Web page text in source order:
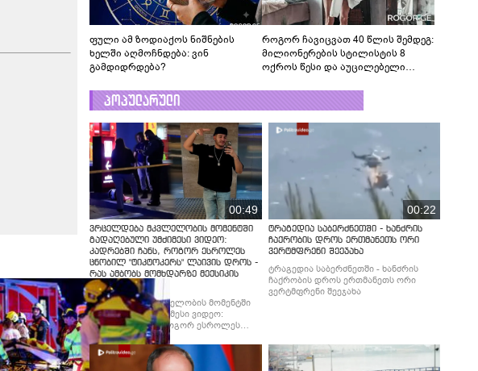
ფული ამ ზოდიაქოს ნიშნების
ხელში აღმოჩნდება: ვინ
გამდიდრდება?
როგორ ჩავიცვათ 40 წლის შემდეგ:
მილიონერების სტილისტის 8
ოქროს წესი და აუცილებელი
პოპულარული
00:49
ვრცელდება მკვლელობის მომენტში
გადაღებული უმძიმესი ვიდეო:
კადრებში ჩანს, როგორ ესროლეს
ცნობილ "ტიკტოკერს" ლაივის დროს -
რას ამბობს მომხდარზე მექსიკის
პოლიცია
ვრცელდება მკვლელობის მომენტში
გადაღებული უმძიმესი ვიდეო:
კადრებში ჩანს, როგორ ესროლეს
ცნობილ "ტიკტოკერს" ლაივის დროს -
რას ამბობს მომხდარზე მექსიკის
პოლიცია
00:22
ტრაგედია საბერძნეთში - ხანძრის
ჩაქრობის დროს ერთმანეთს ორი
ვერტმფრენი შეეჯახა
ტრაგედია საბერძნეთში - ხანძრის
ჩაქრობის დროს ერთმანეთს ორი
ვერტმფრენი შეეჯახა